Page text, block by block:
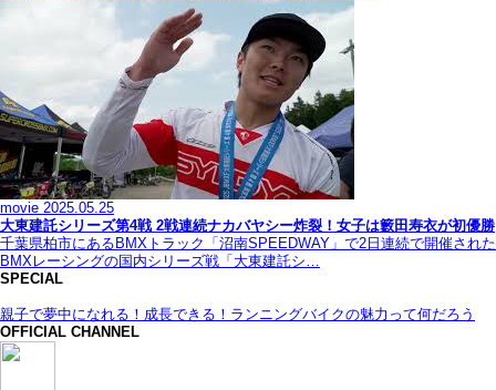
movie 2025.05.25
大東建託シリーズ第4戦 2戦連続ナカバヤシー炸裂！女子は籔田寿衣が初優勝
千葉県柏市にあるBMXトラック「沼南SPEEDWAY」で2日連続で開催された
BMXレーシングの国内シリーズ戦「大東建託シ…
SPECIAL
親子で夢中になれる！成長できる！ランニングバイクの魅力って何だろう
OFFICIAL CHANNEL